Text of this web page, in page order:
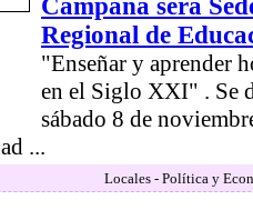
Campana será
Regional de
"Enseñar y aprender
en el Siglo XXI" . Se
sábado 8 de
...
Locales - Política y